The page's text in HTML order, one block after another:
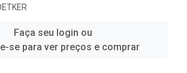
Faça seu login ou
se para ver preços e comprar